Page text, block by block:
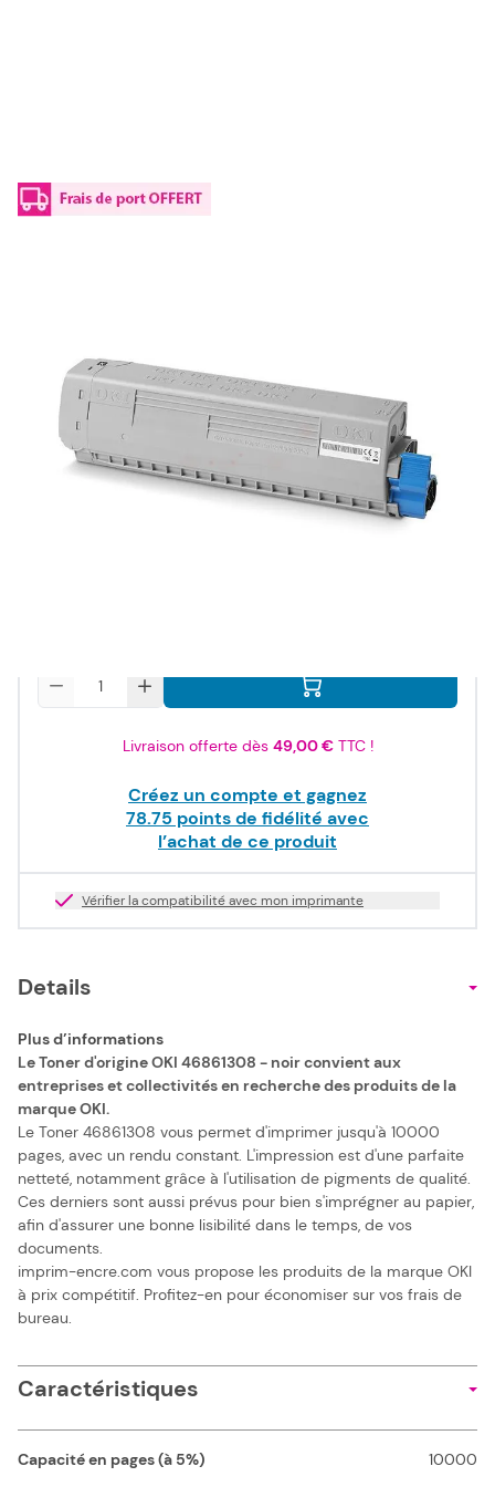
Capacité en pages (à 5%) : 10000
46861308 OKI - noir - toner de marque
ISO/IEC
Quantité
Livraison offerte dès 49,00 €TTC !
Créez un compte et gagnez
78.75 points de fidélité avec
l’achat de ce produit
Vérifier la compatibilité avec mon imprimante
Details
Plus d’informations
Le Toner d'origine OKI 46861308 - noir convient aux
entreprises et collectivités en recherche des produits de la
marque OKI.
Le Toner 46861308 vous permet d'imprimer jusqu'à 10000
pages, avec un rendu constant. L'impression est d'une parfaite
netteté, notamment grâce à l'utilisation de pigments de qualité.
Ces derniers sont aussi prévus pour bien s'imprégner au papier,
afin d'assurer une bonne lisibilité dans le temps, de vos
documents.
imprim-encre.com vous propose les produits de la marque OKI
à prix compétitif. Profitez-en pour économiser sur vos frais de
bureau.
Caractéristiques
Capacité en pages (à 5%) 10000